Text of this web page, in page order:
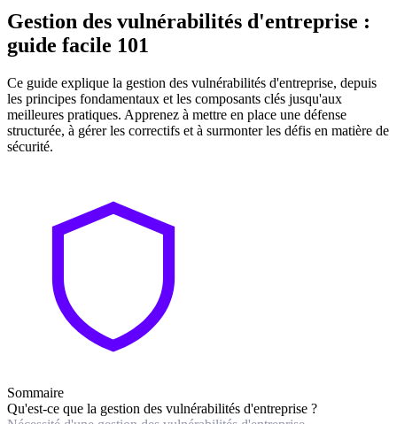
Gestion des vulnérabilités d'entreprise :
guide facile 101
Ce guide explique la gestion des vulnérabilités d'entreprise, depuis
les principes fondamentaux et les composants clés jusqu'aux
meilleures pratiques. Apprenez à mettre en place une défense
structurée, à gérer les correctifs et à surmonter les défis en matière de
sécurité.
Sommaire
Qu'est-ce que la gestion des vulnérabilités d'entreprise ?